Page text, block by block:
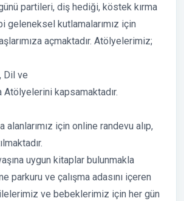
partileri, diş hediği, köstek kırma
geleneksel kutlamalarımız için
açmaktadır. Atölyelerimiz;
Dil ve
Atölyelerini kapsamaktadır.
alanlarımız için online randevu alıp,
uygun kitaplar bulunmakla
parkuru ve çalışma adasını içeren
ve bebeklerimiz için her gün